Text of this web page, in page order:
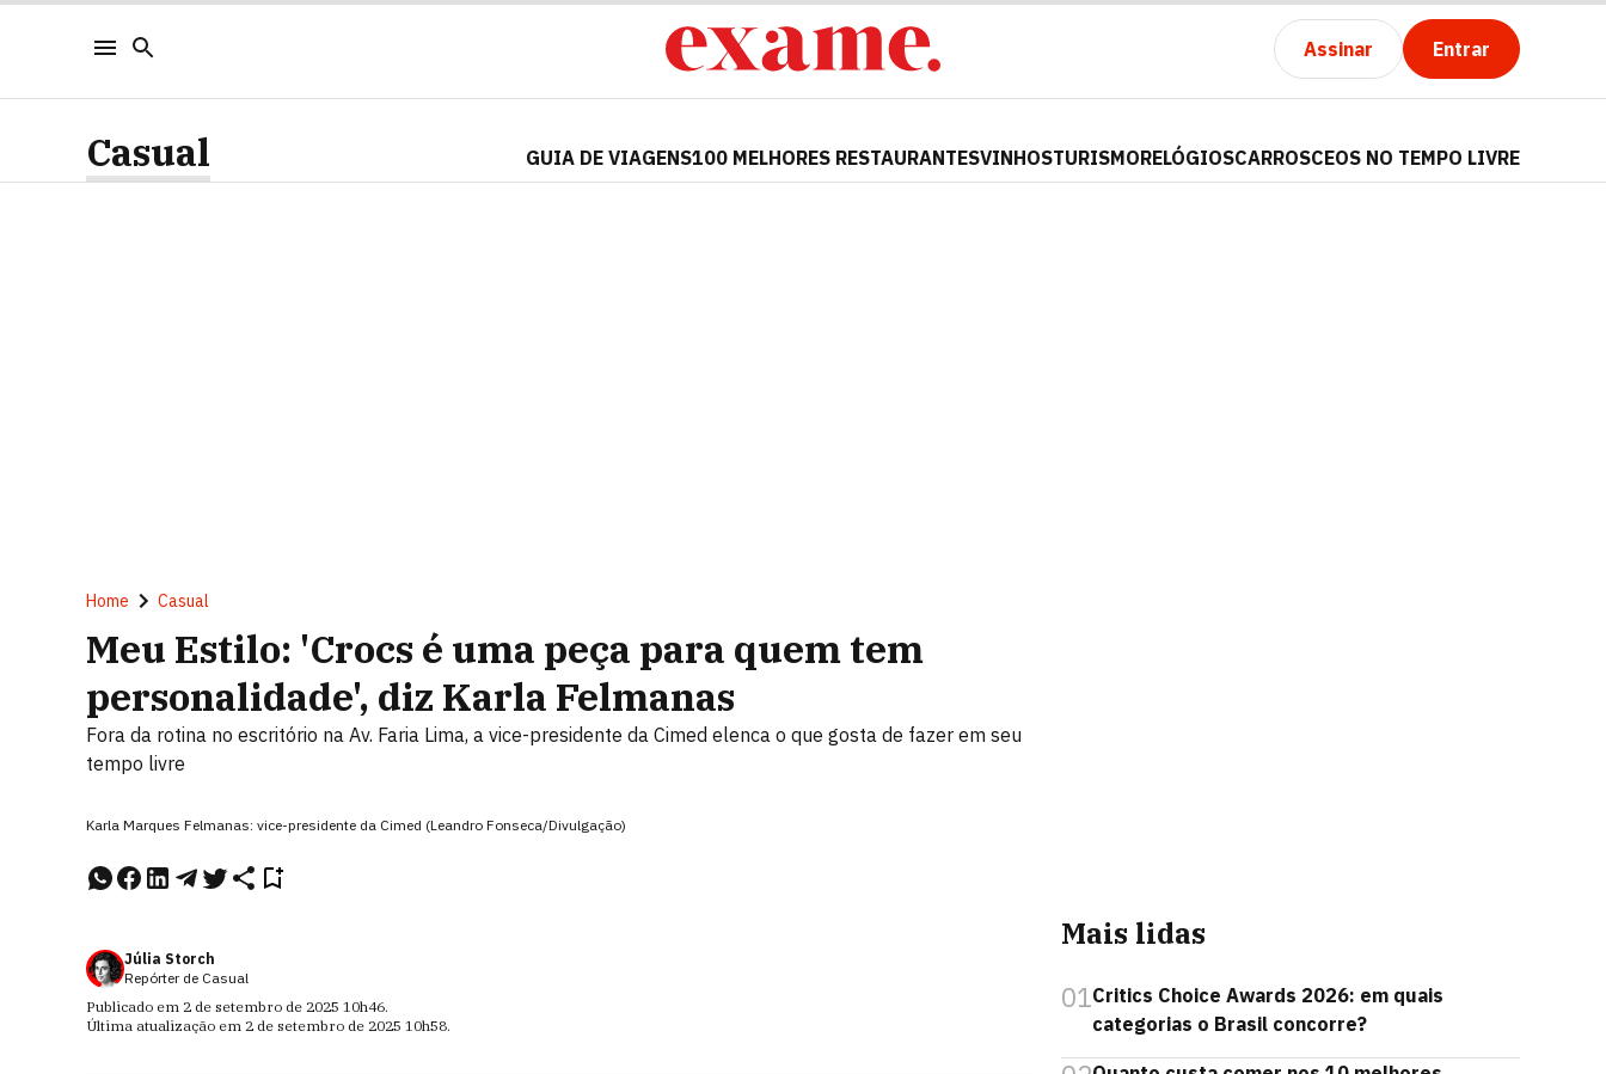
Assinar Entrar
Casual GUIA DE VIAGENS100 MELHORES RESTAURANTESVINHOSTURISMORELÓGIOSCARROSCEOS NO TEMPO LIVRE
Home Casual
Meu Estilo: 'Crocs é uma peça para quem tem
personalidade', diz Karla Felmanas
Fora da rotina no escritório na Av. Faria Lima, a vice-presidente da Cimed elenca o que gosta de fazer em seu
tempo livre
Karla Marques Felmanas: vice-presidente da Cimed (Leandro Fonseca/Divulgação)
Júlia Storch
Repórter de Casual
Publicado em 2 de setembro de 2025 10h46.
Última atualização em 2 de setembro de 2025 10h58.
Mais lidas
01Critics Choice Awards 2026: em quais
categorias o Brasil concorre?